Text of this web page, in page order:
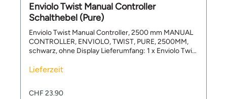
Enviolo Twist Manual Controller
Schalthebel (Pure)
Enviolo Twist Manual Controller, 2500 mm MANUAL
CONTROLLER, ENVIOLO, TWIST, PURE, 2500MM,
schwarz, ohne Display Lieferumfang: 1 x Enviolo Twist
Lieferzeit
CHF 23.90